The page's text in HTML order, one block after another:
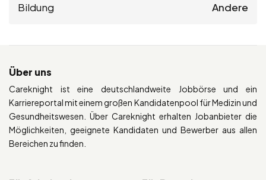
Bildung Andere
Über uns
Careknight ist eine deutschlandweite Jobbörse und ein
Karriereportal mit einem großen Kandidatenpool für Medizin und
Gesundheitswesen. Über Careknight erhalten Jobanbieter die
Möglichkeiten, geeignete Kandidaten und Bewerber aus allen
Bereichen zu finden.